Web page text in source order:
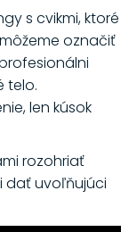
s cvikmi, ktoré
označiť
telo.
len kúsok
rozohriať
dať uvoľňujúci